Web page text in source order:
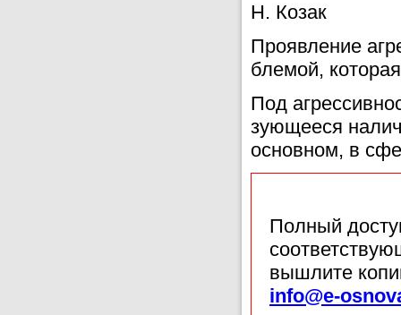
Н. Козак
Проявление
блемой,
Под
зующееся
ос­новном, в
Полный
вышлите
info@e-